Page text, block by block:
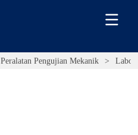
Peralatan Pengujian Mekanik >